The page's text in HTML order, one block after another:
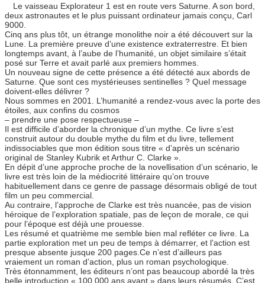
Le vaisseau Explorateur 1 est en route vers Saturne. A son bord,
deux astronautes et le plus puissant ordinateur jamais conçu, Carl
9000.
Cinq ans plus tôt, un étrange monolithe noir a été découvert sur la
Lune. La première preuve d’une existence extraterrestre. Et bien
longtemps avant, à l’aube de l’humanité, un objet similaire s’était
posé sur Terre et avait parlé aux premiers hommes.
Un nouveau signe de cette présence a été détecté aux abords de
Saturne. Que sont ces mystérieuses sentinelles ? Quel message
doivent-elles délivrer ?
Nous sommes en 2001. L’humanité a rendez-vous avec la porte des
étoiles, aux confins du cosmos
– prendre une pose respectueuse –
Il est difficile d’aborder la chronique d’un mythe. Ce livre s’est
construit autour du double mythe du film et du livre, tellement
indissociables que mon édition sous titre « d’après un scénario
original de Stanley Kubrik et Arthur C. Clarke ».
En dépit d’une approche proche de la novellisation d’un scénario, le
livre est très loin de la médiocrité littéraire qu’on trouve
habituellement dans ce genre de passage désormais obligé de tout
film un peu commercial.
Au contraire, l’approche de Clarke est très nuancée, pas de vision
héroique de l’exploration spatiale, pas de leçon de morale, ce qui
pour l’époque est déjà une prouesse.
Les résumé et quatrième me semble bien mal refléter ce livre. La
partie exploration met un peu de temps à démarrer, et l’action est
presque absente jusque 200 pages.Ce n’est d’ailleurs pas
vraiement un roman d’action, plus un roman psychologique.
Très étonnamment, les éditeurs n’ont pas beaucoup abordé la très
belle introduction « 100 000 ans avant » dans leurs résumés. C’est